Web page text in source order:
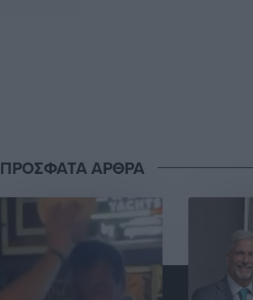
ΠΡΟΣΦΑΤΑ ΑΡΘΡΑ